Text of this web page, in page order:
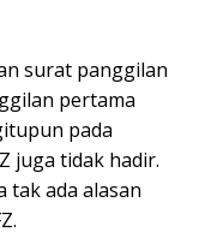
surat panggilan
pertama
pada
juga tidak hadir.
tak ada alasan